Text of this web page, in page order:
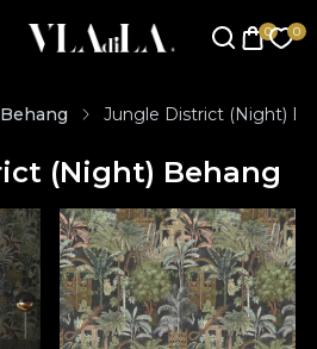
Jungle District (Night)
(Night) Behang